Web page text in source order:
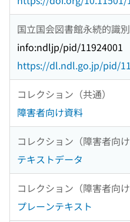
国立国会図書館永続的識
info:ndljp/pid/11924001
https://dl.ndl.go.jp/pid/
コレクション（共通）
障害者向け資料
コレクション（障害者向
テキストデータ
コレクション（障害者向
プレーンテキスト